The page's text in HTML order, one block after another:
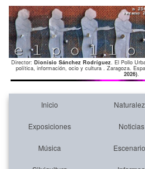
Director: Dionisio Sánchez Rodríguez. El Pollo
política, información, ocio y cultura . Zaragoza.
2026).
Inicio
Exposiciones Noticias
Música